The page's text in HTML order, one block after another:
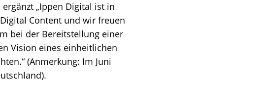
„Ippen Digital ist in
Content und wir freuen
bei der Bereitstellung einer
Vision eines einheitlichen
(Anmerkung: Im Juni